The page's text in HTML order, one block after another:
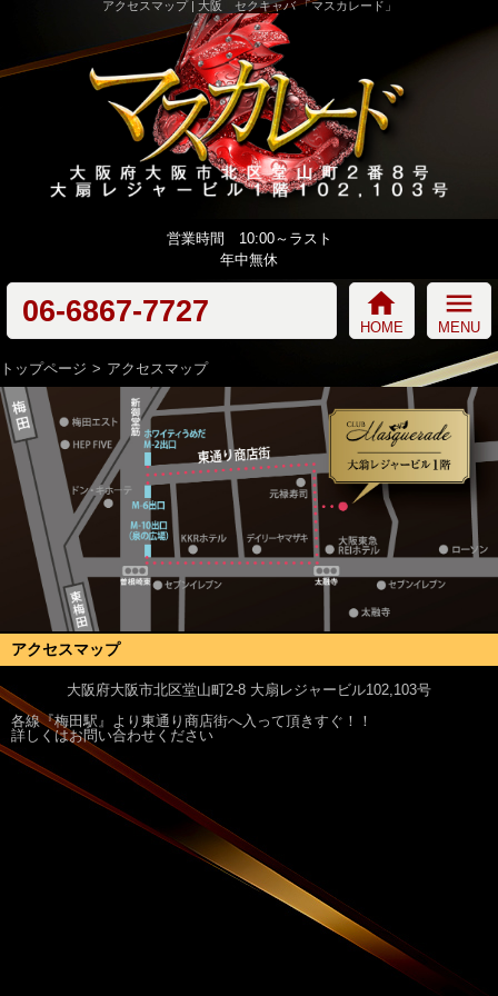
アクセスマップ | 大阪 セクキャバ 「マスカレード」
営業時間 10:00～ラスト
年中無休
06-6867-7727 home
HOME
menu
MENU
トップページ アクセスマップ
アクセスマップ
大阪府大阪市北区堂山町2-8 大扇レジャービル102,103号
各線『梅田駅』より東通り商店街へ入って頂きすぐ！！
詳しくはお問い合わせください